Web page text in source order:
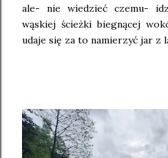
ale- nie wiedzieć czemu-
wąskiej ścieżki biegnącej
udaje się za to namierzyć jar z